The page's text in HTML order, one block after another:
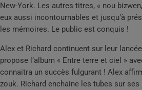
New-York. Les autres titres, « nou
eux aussi incontournables et jusqu’à
les mémoires. Le public est conquis !
Alex et Richard continuent sur leur
propose l’album « Entre terre et ciel »
connaitra un succès fulgurant ! Alex
zouk. Richard enchaine les tubes sur